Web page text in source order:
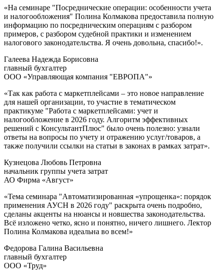
«На семинаре "Посреднические операции: особенности учета
и налогообложения" Полина Колмакова предоставила полную
информацию по посредническим операциям с разбором
примеров, с разбором судебной практики и изменением
налогового законодательства. Я очень довольна, спасибо!».
Галеева Надежда Борисовна
главный бухгалтер
ООО «Управляющая компания "ЕВРОПА"»
«Так как работа с маркетплейсами – это новое направление
для нашей организации, то участие в тематическом
практикуме "Работа с маркетплейсами: учет и
налогообложение в 2026 году. Алгоритм эффективных
решений с КонсультантПлюс" было очень полезно: узнали
ответы на вопросы по учету и отражению услуг/товаров, а
также получили ссылки на статьи в законах в рамках затрат».
Кузнецова Любовь Петровна
начальник группы учета затрат
АО Фирма «Август»
«Тема семинара "Автоматизированная «упрощенка»: порядок
применения АУСН в 2026 году" раскрыта очень подробно,
сделаны акценты на нюансы и новшества законодательства.
Всё изложено четко, ясно и понятно, ничего лишнего. Лектор
Полина Колмакова идеальна во всем!»
Федорова Галина Васильевна
главный бухгалтер
ООО «Труд»